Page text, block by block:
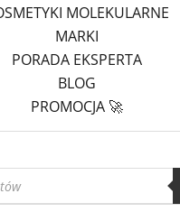
MOLEKULARNE
MARKI
PORADA EKSPERTA
BLOG
PROMOCJA 🚀